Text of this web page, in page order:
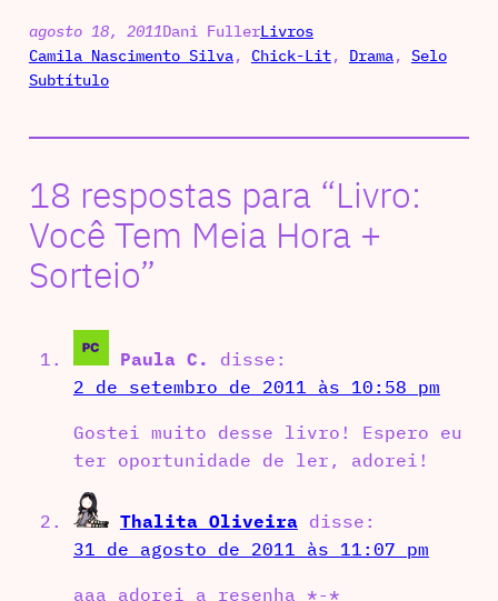
agosto 18, 2011Dani FullerLivros
Camila Nascimento Silva, Chick-Lit, Drama, Selo
Subtítulo
18 respostas para “Livro:
Você Tem Meia Hora +
Sorteio”
Paula C.
disse:
2 de setembro de 2011 às 10:58 pm
Gostei muito desse livro! Espero eu
ter oportunidade de ler, adorei!
Thalita Oliveira disse:
31 de agosto de 2011 às 11:07 pm
aaa adorei a resenha *-*